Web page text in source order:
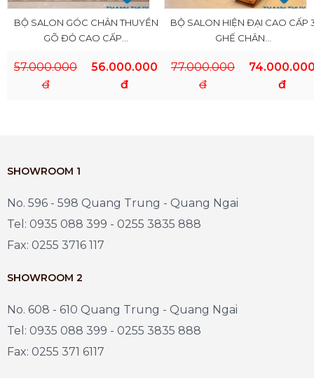
BỘ SALON GÓC CHÂN THUYỀN
GÕ ĐỎ CAO CẤP...
57.000.000
đ
56.000.000
đ
BỘ SALON HIỆN ĐẠI CAO CẤP
GHẾ CHÂN...
77.000.000
đ
đ
SHOWROOM 1
No. 596 - 598 Quang Trung - Quang Ngai
Tel: 0935 088 399 - 0255 3835 888
Fax: 0255 3716 117
SHOWROOM 2
No. 608 - 610 Quang Trung - Quang Ngai
Tel: 0935 088 399 - 0255 3835 888
Fax: 0255 371 6117